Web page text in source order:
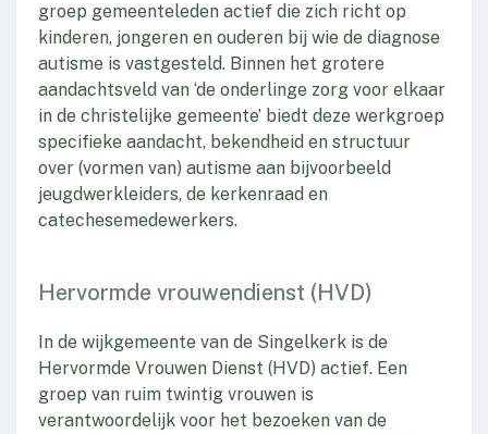
groep gemeenteleden actief die zich richt op
kinderen, jongeren en ouderen bij wie de diagnose
autisme is vastgesteld. Binnen het grotere
aandachtsveld van ‘de onderlinge zorg voor elkaar
in de christelijke gemeente’ biedt deze werkgroep
specifieke aandacht, bekendheid en structuur
over (vormen van) autisme aan bijvoorbeeld
jeugdwerkleiders, de kerkenraad en
catechesemedewerkers.
Hervormde vrouwendienst (HVD)
In de wijkgemeente van de Singelkerk is de
Hervormde Vrouwen Dienst (HVD) actief. Een
groep van ruim twintig vrouwen is
verantwoordelijk voor het bezoeken van de